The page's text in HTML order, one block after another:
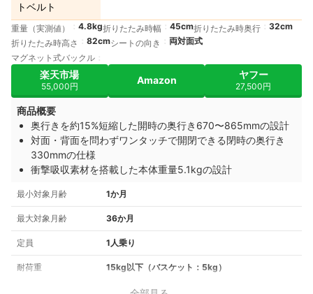
トベルト
重量（実測値） 4.8kg折りたたみ時幅 45cm折りたたみ時奥行
32cm
折りたたみ時高さ
82cmシートの向き
両対面式
マグネット式バックル
楽天市場
55,000円
Amazon ヤフー
27,500円
商品概要
奥行きを約15%短縮した開時の奥行き670〜865mmの設計
対面・背面を問わずワンタッチで開閉できる閉時の奥行き
330mmの仕様
衝撃吸収素材を搭載した本体重量5.1kgの設計
最小対象月齢 1か月
最大対象月齢 36か月
定員 1人乗り
耐荷重 15kg以下（バスケット：5kg）